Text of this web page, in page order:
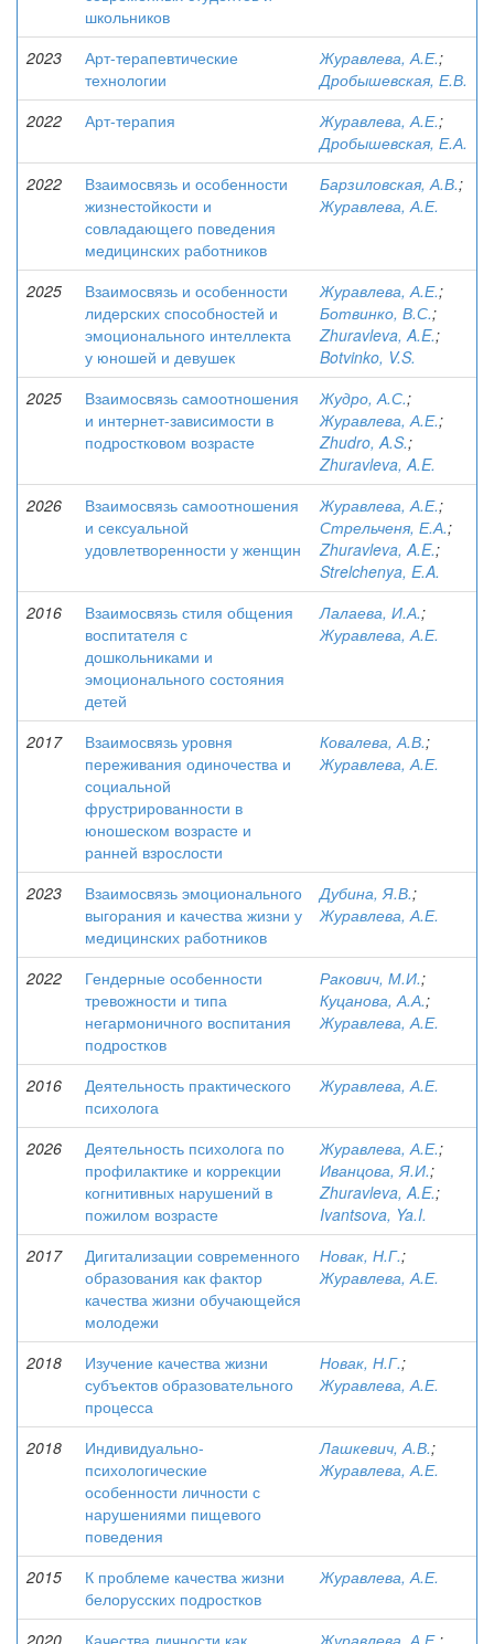
школьников
2023
Арт-терапевтические
технологии
Журавлева, А.Е.;
Дробышевская, Е.В.
2022
Арт-терапия Журавлева, А.Е.;
Дробышевская, Е.А.
2022
Взаимосвязь и особенности
жизнестойкости и
совладающего поведения
медицинских работников
Барзиловская, А.В.;
Журавлева, А.Е.
2025
Взаимосвязь и особенности
лидерских способностей и
эмоционального интеллекта
у юношей и девушек
Журавлева, А.Е.;
Ботвинко, В.С.;
Zhuravleva, A.E.;
Botvinko, V.S.
2025
Взаимосвязь самоотношения
и интернет-зависимости в
подростковом возрасте
Жудро, А.С.;
Журавлева, А.Е.;
Zhudro, A.S.;
Zhuravleva, A.E.
2026
Взаимосвязь самоотношения
и сексуальной
удовлетворенности у женщин
Журавлева, А.Е.;
Стрельченя, Е.А.;
Zhuravleva, A.E.;
Strelchenya, E.A.
2016
Взаимосвязь стиля общения
воспитателя с
дошкольниками и
эмоционального состояния
детей
Лалаева, И.А.;
Журавлева, А.Е.
2017
Взаимосвязь уровня
переживания одиночества и
социальной
фрустрированности в
юношеском возрасте и
ранней взрослости
Ковалева, А.В.;
Журавлева, А.Е.
2023
Взаимосвязь эмоционального
выгорания и качества жизни у
медицинских работников
Дубина, Я.В.;
Журавлева, А.Е.
2022
Гендерные особенности
тревожности и типа
негармоничного воспитания
подростков
Ракович, М.И.;
Куцанова, А.А.;
Журавлева, А.Е.
2016
Деятельность практического
психолога
Журавлева, А.Е.
2026
Деятельность психолога по
профилактике и коррекции
когнитивных нарушений в
пожилом возрасте
Журавлева, А.Е.;
Иванцова, Я.И.;
Zhuravleva, A.E.;
Ivantsova, Ya.I.
2017
Дигитализации современного
образования как фактор
качества жизни обучающейся
молодежи
Новак, Н.Г.;
Журавлева, А.Е.
2018
Изучение качества жизни
субъектов образовательного
процесса
Новак, Н.Г.;
Журавлева, А.Е.
2018
Индивидуально-
психологические
особенности личности с
нарушениями пищевого
поведения
Лашкевич, А.В.;
Журавлева, А.Е.
2015
К проблеме качества жизни
белорусских подростков
Журавлева, А.Е.
2020 Качества личности как Журавлева, А.Е. ;